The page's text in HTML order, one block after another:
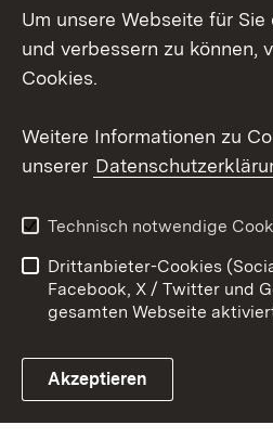
LinkedIn
Link zum Landesportal
Datenschutz
Impressum
Um unsere Webseite für
und verbessern zu können,
Cookies.
Weitere Informationen zu
unserer
Technisch notwendige
Drittanbieter-Cookies
Facebook, X / Twitter und
gesamten Webseite
Akzeptieren